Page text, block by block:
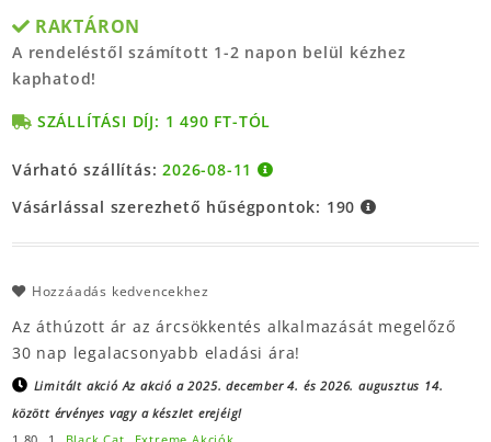
RAKTÁRON
A rendeléstől számított 1-2 napon belül kézhez
kaphatod!
SZÁLLÍTÁSI DÍJ: 1 490 FT-TÓL
Várható szállítás:2026-08-11
Vásárlással szerezhető hűségpontok: 190
Hozzáadás kedvencekhez
Az áthúzott ár az árcsökkentés alkalmazását megelőző
30 nap legalacsonyabb eladási ára!
Limitált akcióAz akció a 2025. december 4. és 2026. augusztus 14.
között érvényes vagy a készlet erejéig!